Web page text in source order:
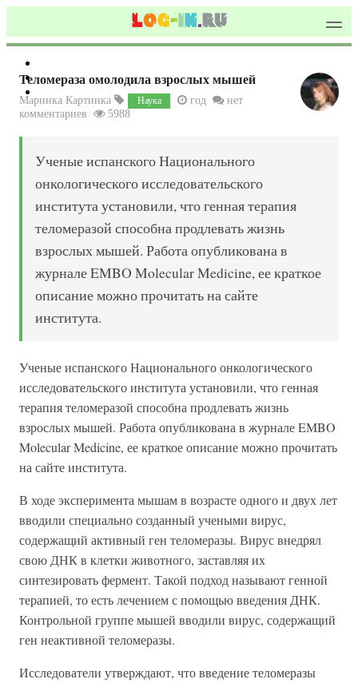
Теломераза омолодила взрослых мышей
Маринка Картинка Наука год
нет
комментариев
5988
Ученые испанского Национального
онкологического исследовательского
института установили, что генная терапия
теломеразой способна продлевать жизнь
взрослых мышей. Работа опубликована в
журнале EMBO Molecular Medicine, ее краткое
описание можно прочитать на сайте
института.
Ученые испанского Национального онкологического
исследовательского института установили, что генная
терапия теломеразой способна продлевать жизнь
взрослых мышей. Работа опубликована в журнале EMBO
Molecular Medicine, ее краткое описание можно прочитать
на сайте института.
В ходе эксперимента мышам в возрасте одного и двух лет
вводили специально созданный учеными вирус,
содержащий активный ген теломеразы. Вирус внедрял
свою ДНК в клетки животного, заставляя их
синтезировать фермент. Такой подход называют генной
терапией, то есть лечением с помощью введения ДНК.
Контрольной группе мышей вводили вирус, содержащий
ген неактивной теломеразы.
Исследователи утверждают, что введение теломеразы